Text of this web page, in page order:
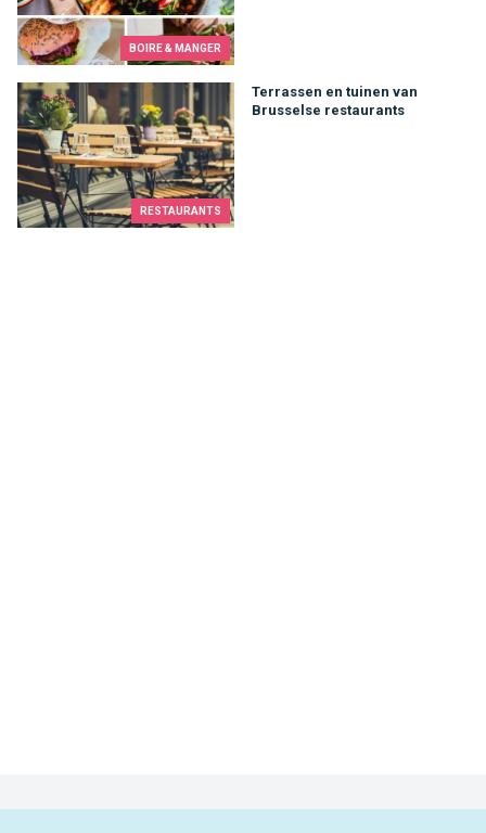
BOIRE & MANGER
RESTAURANTS
Terrassen en tuinen van
Brusselse restaurants
Terrassen en tuinen van Brusselse restaurants